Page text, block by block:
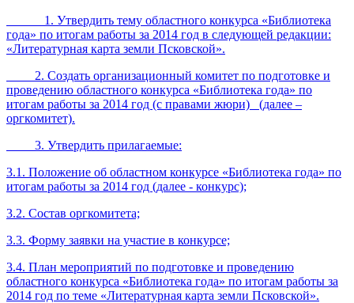
1. Утвердить тему областного конкурса «Библиотека
года» по итогам работы за 2014 год в следующей редакции:
«Литературная карта земли Псковской».
2. Создать организационный комитет по подготовке и
проведению областного конкурса «Библиотека года» по
итогам работы за 2014 год (с правами жюри) (далее –
оргкомитет).
3. Утвердить прилагаемые:
3.1. Положение об областном конкурсе «Библиотека года» по
итогам работы за 2014 год (далее - конкурс);
3.2. Состав оргкомитета;
3.3. Форму заявки на участие в конкурсе;
3.4. План мероприятий по подготовке и проведению
областного конкурса «Библиотека года» по итогам работы за
2014 год по теме «Литературная карта земли Псковской».